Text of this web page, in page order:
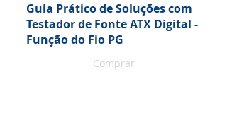
Guia Prático de Soluções com
Testador de Fonte ATX Digital -
Função do Fio PG
Comprar